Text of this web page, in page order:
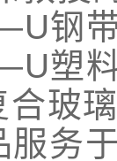
钢
塑
玻
服务